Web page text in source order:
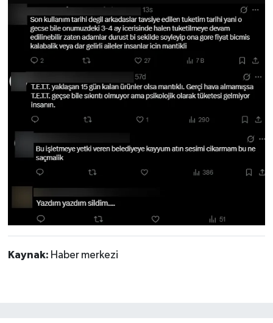
Kaynak: Haber merkezi